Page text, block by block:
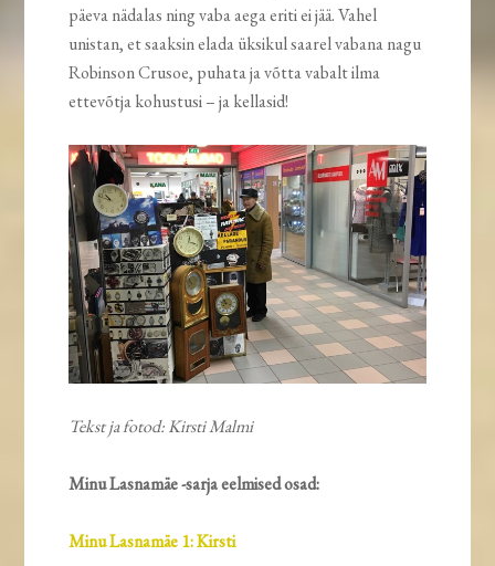
päeva nädalas ning vaba aega eriti ei jää. Vahel
unistan, et saaksin elada üksikul saarel vabana nagu
Robinson Crusoe, puhata ja võtta vabalt ilma
ettevõtja kohustusi – ja kellasid!
Tekst ja fotod: Kirsti Malmi
Minu Lasnamäe -sarja eelmised osad:
Minu Lasnamäe 1: Kirsti